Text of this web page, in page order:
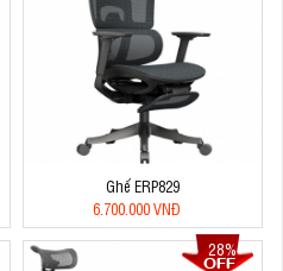
Ghế ERP829
6.700.000 VNĐ
28%